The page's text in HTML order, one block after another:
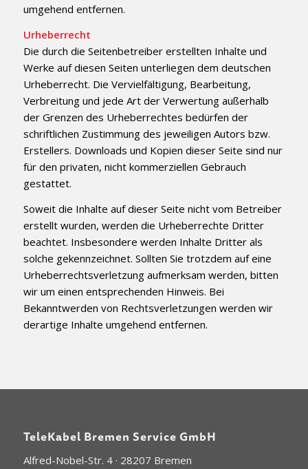
umgehend entfernen.
Urheberrecht
Die durch die Seitenbetreiber erstellten Inhalte und
Werke auf diesen Seiten unterliegen dem deutschen
Urheberrecht. Die Vervielfältigung, Bearbeitung,
Verbreitung und jede Art der Verwertung außerhalb
der Grenzen des Urheberrechtes bedürfen der
schriftlichen Zustimmung des jeweiligen Autors bzw.
Erstellers. Downloads und Kopien dieser Seite sind nur
für den privaten, nicht kommerziellen Gebrauch
gestattet.
Soweit die Inhalte auf dieser Seite nicht vom Betreiber
erstellt wurden, werden die Urheberrechte Dritter
beachtet. Insbesondere werden Inhalte Dritter als
solche gekennzeichnet. Sollten Sie trotzdem auf eine
Urheberrechtsverletzung aufmerksam werden, bitten
wir um einen entsprechenden Hinweis. Bei
Bekanntwerden von Rechtsverletzungen werden wir
derartige Inhalte umgehend entfernen.
TeleKabel Bremen Service GmbH
Alfred-Nobel-Str. 4 · 28207 Bremen